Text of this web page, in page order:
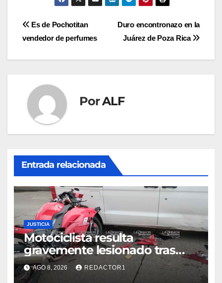
Navegación
Duro encontronazo en la
Juárez de Poza Rica
Es de Pochotitan
vendedor de perfumes
PorALF
Entrada relacionada
JUSTICIA
Motociclista resulta
gravemente lesionado tras
choque en la colonia Ricardo
Flores Magón
AGO 8, 2026 REDACTOR1